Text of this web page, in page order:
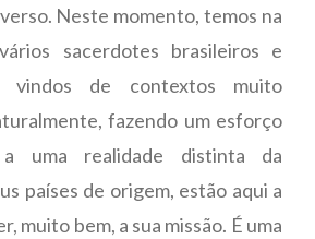
Neste momento, temos na
sacerdotes brasileiros e
vindos de contextos muito
fazendo um esforço
uma realidade distinta da
países de origem, estão aqui a
muito bem, a sua missão. É uma